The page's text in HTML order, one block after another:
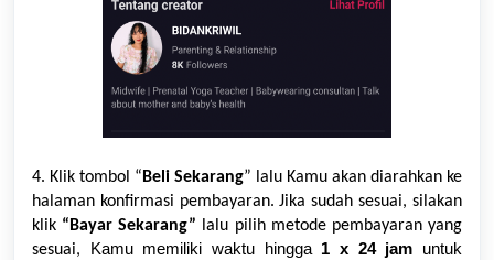
4. Klik tombol “ Beli Sekarang” lalu Kamu akan diarahkan ke
halaman konfirmasi pembayaran. Jika sudah sesuai, silakan
klik “Bayar Sekarang”
lalu pilih metode pembayaran yang
sesuai,
Kamu memiliki waktu hingga 1 x 24 jam untuk